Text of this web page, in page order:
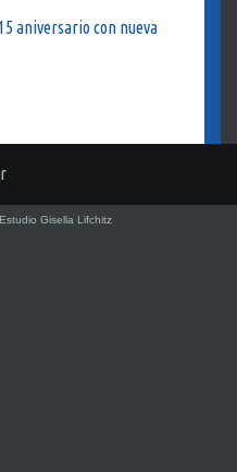
aniversario con nueva
Estudio Gisella Lifchitz